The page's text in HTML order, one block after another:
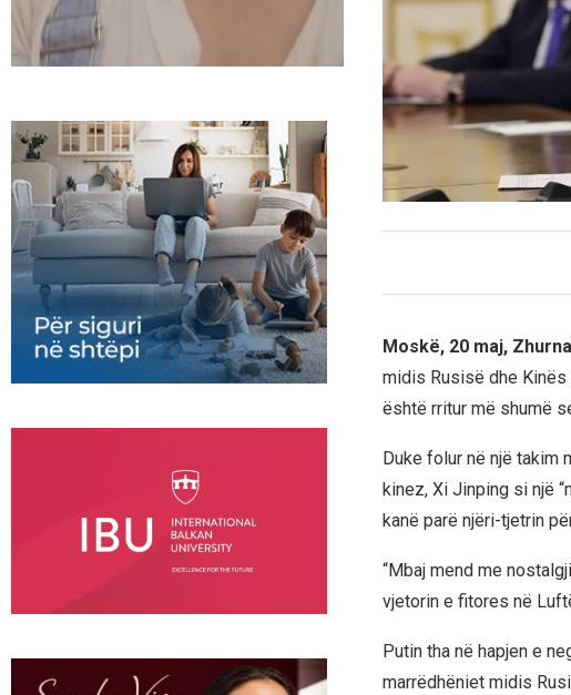
Moskë, 20 maj,
midis Rusisë dhe Kinës
është rritur më shumë
Duke folur në një takim
kinez, Xi Jinping si një
kanë parë njëri-tjetrin
“Mbaj mend me
vjetorin e fitores në
Putin tha në hapjen e
marrëdhëniet midis